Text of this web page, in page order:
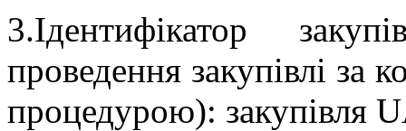
3.Ідентифікатор
проведення закупівлі за
процедурою): закупівля